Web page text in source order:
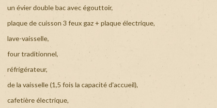
un évier double bac avec égouttoir,
plaque de cuisson 3 feux gaz + plaque électrique,
lave-vaisselle,
four traditionnel,
réfrigérateur,
de la vaisselle (1,5 fois la capacité d'accueil),
cafetière électrique,